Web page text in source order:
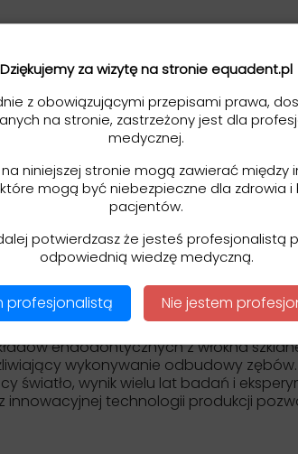
- specjalna formuła stworzona do
wliczając w to także wszystkie
prac protetycznych tj:
z pełnej porcelany,
endodontycznych z włókna
wykonywanie odbudowy zębów.
światło, wynik wielu lat badań i
technologii produkcji
Dziękujemy za wizytę na stronie equadent.pl
z obowiązującymi przepisami prawa,
na stronie, zastrzeżony jest dla
medycznej.
niniejszej stronie mogą zawierać między
mogą być niebezpieczne dla zdrowia
pacjentów.
potwierdzasz że jesteś profesjonalistą
odpowiednią wiedzę medyczną.
profesjonalistą Nie jestem